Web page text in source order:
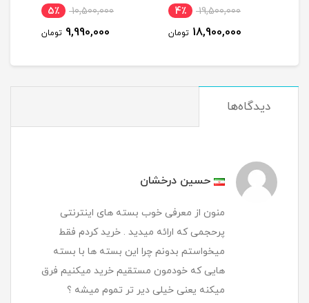
LTE و اینترنت 100 گیگ19,500,000 4٪
18,900,000 تومان
10,500,000 5٪
9,990,000 تومان
دیدگاه‌ها
حسین درخشان
منون از معرفی خوب بسته های اینترنتی
پرحجمی که ارائه میدید . خرید کردم فقط
میخواستم بدونم چرا این بسته ها با بسته
هایی که خودمون مستقیم خرید میکنیم فرق
میکنه یعنی خیلی دیر تر تموم میشه ؟